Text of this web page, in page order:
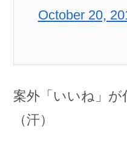
October 20,
案外「いいね」
（汗）